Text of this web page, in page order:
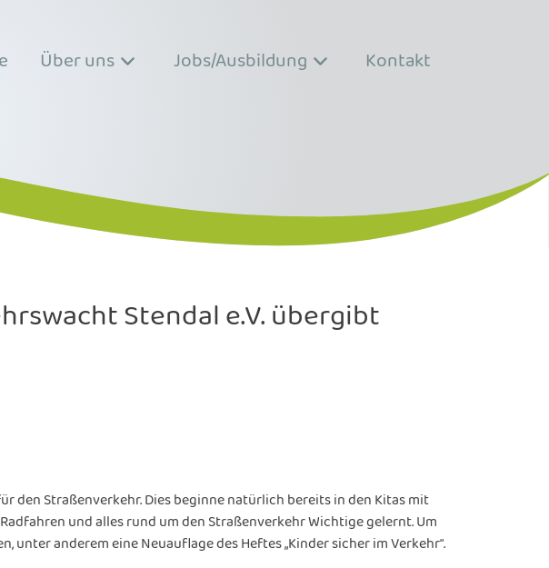
Über uns Jobs/Ausbildung Kontakt
Stendal e.V. übergibt
den Straßenverkehr. Dies beginne natürlich bereits in den Kitas mit
und alles rund um den Straßenverkehr Wichtige gelernt. Um
anderem eine Neuauflage des Heftes „Kinder sicher im Verkehr“.